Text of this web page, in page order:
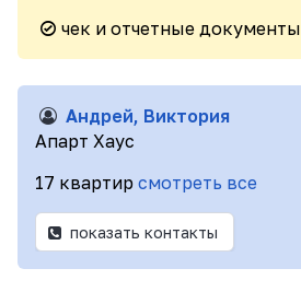
чек и отчетные документы
Андрей, Виктория
Апарт Хаус
17 квартир смотреть все
показать контакты